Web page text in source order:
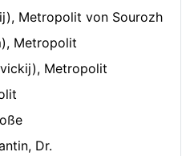
Metropolit von Sourozh
Metropolit
Metropolit
Dr.